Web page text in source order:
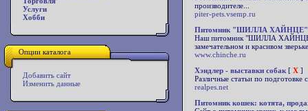
Услуги
Хобби
Опции каталога
Добавить сайт
Изменить данные
производителе...
piter-pets.vsemp.ru
Питомник "ШИЛЛА ХАЙНЦЕ"
Наш питомник "ШИЛЛА ХАЙНЦЕ"
замечательном и красивом
www.chinche.ru
Хэндлер - выставки собак [ X ]
Различные статьи по подготовке
realpes.net
Питомник кошек: котята,